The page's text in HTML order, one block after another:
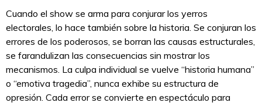
Cuando el show se arma para conjurar los yerros
electorales, lo hace también sobre la historia. Se conjuran los
errores de los poderosos, se borran las causas estructurales,
se farandulizan las consecuencias sin mostrar los
mecanismos. La culpa individual se vuelve “historia humana”
o “emotiva tragedia”, nunca exhibe su estructura de
opresión. Cada error se convierte en espectáculo para